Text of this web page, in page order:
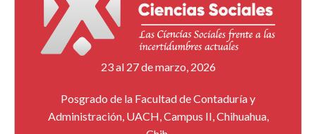
23 al 27 de marzo, 2026
Posgrado de la Facultad de Contaduría y
Administración, UACH, Campus II, Chihuahua,